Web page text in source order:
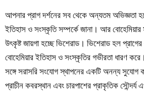
আপনার প্রাগ দর্শনের সব থেকে অন্যতম অভিজ্ঞতা
ইতিহাস ও সংস্কৃতি সম্পর্কে জানা। আর
উৎকৃষ্ট জায়গা হচ্ছে ভিশেরাড। ভিশেরাড হল
বোহেমিয়ার ইতিহাস ও সংস্কৃতির গভীরতা ধারণ
সঙ্গে সরাসরি সংযোগ স্থাপনের একটি অনন্য সুযোগ
প্রাচীন কবরস্থান এবং চারপাশের প্রাকৃতিক